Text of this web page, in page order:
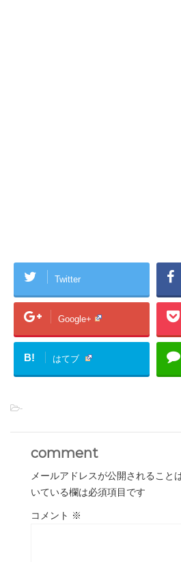
Twitter
Google+
B! はてブ
-
comment
メールアドレスが公開されること
いている欄は必須項目です
コメント ※